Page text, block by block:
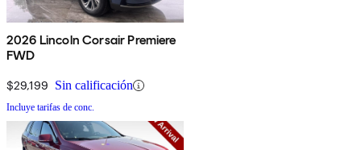
2026 Lincoln Corsair Premiere
FWD
$29,199 Sin calificación
Incluye tarifas de conc.